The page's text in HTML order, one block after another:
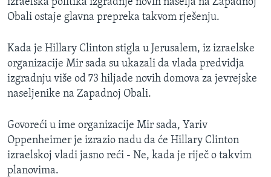
Obali ostaje glavna prepreka takvom rješenju.
Kada je Hillary Clinton stigla u Jerusalem, iz izraelske
organizacije Mir sada su ukazali da vlada predvidja
izgradnju više od 73 hiljade novih domova za jevrejske
naseljenike na Zapadnoj Obali.
Govoreći u ime organizacije Mir sada, Yariv
Oppenheimer je izrazio nadu da će Hillary Clinton
izraelskoj vladi jasno reći - Ne, kada je riječ o takvim
planovima.